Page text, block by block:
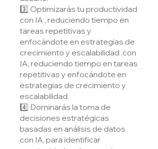
3️⃣ Optimizarás tu productividad
con IA , reduciendo tiempo en
tareas repetitivas y
enfocándote en estrategias de
crecimiento y escalabilidad .con
IA, reduciendo tiempo en tareas
repetitivas y enfocándote en
estrategias de crecimiento y
escalabilidad.
4️⃣ Dominarás la toma de
decisiones estratégicas
basadas en análisis de datos
con IA, para identificar